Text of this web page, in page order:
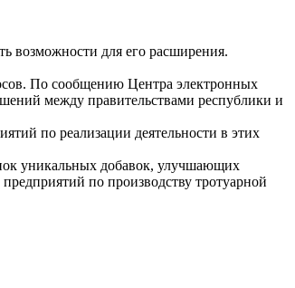
возможности для его расширения.
По сообщению Центра электронных
между правительствами республики и
по реализации деятельности в этих
уникальных добавок, улучшающих
по производству тротуарной